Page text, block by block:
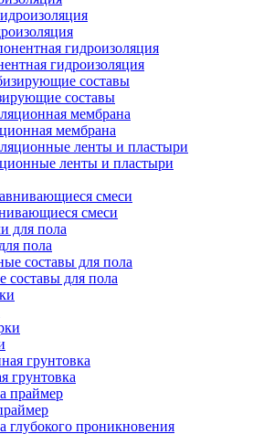
гидроизоляция
составы
мембрана
ленты и пластыри
смеси
пола
составы для пола
грунтовка